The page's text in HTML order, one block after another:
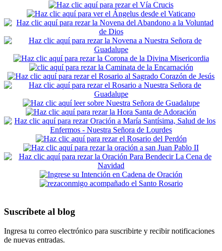
Suscríbete al blog
Ingresa tu correo electrónico para suscribirte y recibir notificaciones
de nuevas entradas.